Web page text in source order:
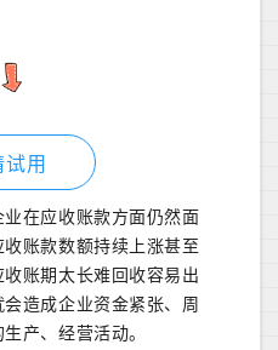
试用
在应收账款方面仍然面
账款数额持续上涨甚至
账期太长难回收容易出
造成企业资金紧张、周
产、经营活动。